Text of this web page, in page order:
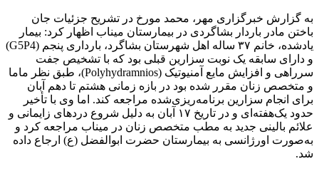
به گزارش خبرگزاری مهر، محمد مورخ در تشریح جزئیات جان
باختن مادر باردار بشاگردی در بیمارستان میناب اظهار کرد: بیمار
یادشده، خانم ۳۷ ساله اهل شهرستان بشاگرد، بارداری پنجم (G5P4)
و دارای سابقه یک نوبت سزارین قبلی بود که با تشخیص جفت
سرراهی و افزایش مایع آمنیوتیک (Polyhydramnios)، طبق نظر ماما
و متخصص زنان مقرر شده بود در بازه زمانی هشتم تا دهم آبان
برای انجام سزارین برنامه‌ریزی‌شده مراجعه کند. اما وی با تأخیر
حدود یک‌هفته‌ای و در تاریخ ۱۷ آبان به دلیل شروع دردهای زایمانی و
علائم بالینی جدید به مطب متخصص زنان در میناب مراجعه کرد و
به‌صورت اورژانسی به بیمارستان حضرت ابوالفضل (ع) ارجاع داده
شد.